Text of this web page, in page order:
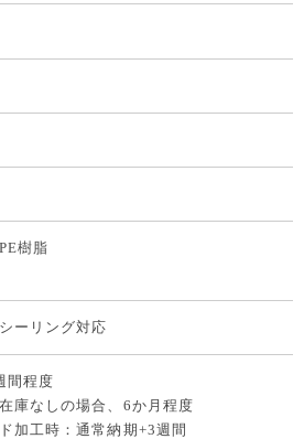
樹脂
ーリング対応
間程度
庫なしの場合、6か月程度
加工時：通常納期+3週間